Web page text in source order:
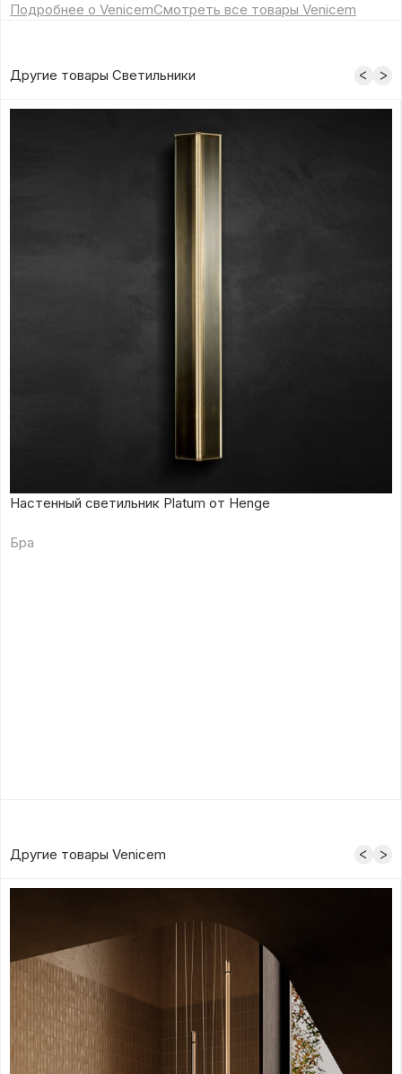
Подробнее о VenicemСмотреть все товары Venicem
Другие товары Светильники
Настенный светильник Platum от Henge
Бра
Другие товары Venicem